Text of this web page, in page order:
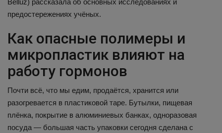
Belluz) рассказала об основных исследованиях и
предостережениях учёных.
Как опасные полимеры и
микропластик влияют на
работу гормонов
Почти всё, что мы едим, продаётся, хранится или
разогревается в пластиковой таре. Бутылки, пищевая
плёнка, покрытие в алюминиевых банках, одноразовая
посуда — большая часть упаковки сегодня сделана с